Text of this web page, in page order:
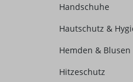
Handschuhe
Hautschutz &
Hemden & Blusen
Hitzeschutz